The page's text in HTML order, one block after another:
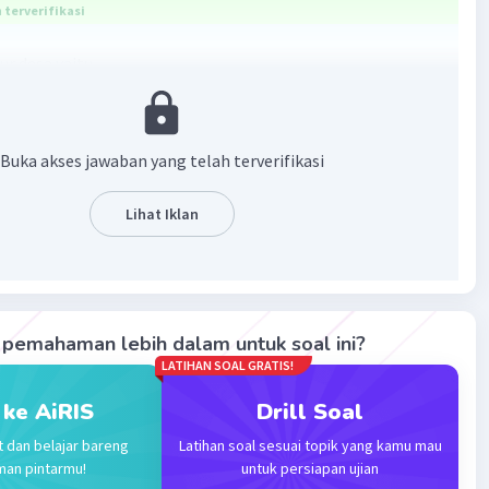
terverifikasi
yang meliputi tanah, letak, luas, batas, bentuk, dan
yang meliputi jumlah, kepadatan, persebaran, dan
yang meliputi sifat gotong royong, adat
tradisi, aturan, dan norma (hukum informal).
06:33
terverifikasi
Buka akses jawaban yang telah terverifikasi
Lihat Iklan
lebih dalam untuk soal ini?
AiRIS
dan belajar bareng
pintarmu!
LATIHAN SOAL GRATIS!
Drill Soal
Latihan soal sesuai topik yang kamu mau
untuk persiapan ujian